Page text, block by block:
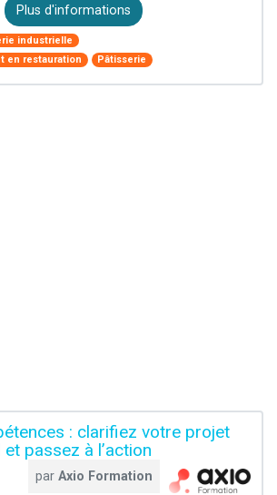
Plus d'informations
industrielle
en restauration
Pâtisserie
: clarifiez votre projet
passez à l’action
par Axio Formation